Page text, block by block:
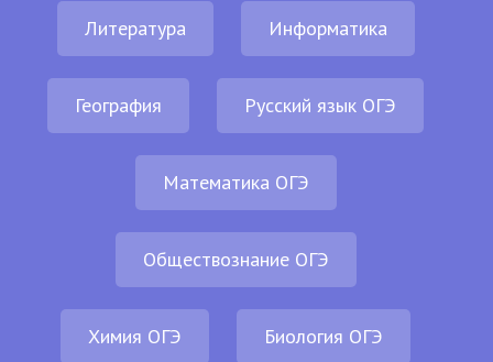
Литература Информатика
География Русский язык ОГЭ
Математика ОГЭ
Обществознание ОГЭ
Химия ОГЭ Биология ОГЭ